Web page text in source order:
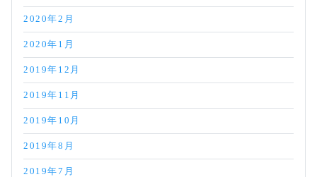
2020年2月
2020年1月
2019年12月
2019年11月
2019年10月
2019年8月
2019年7月